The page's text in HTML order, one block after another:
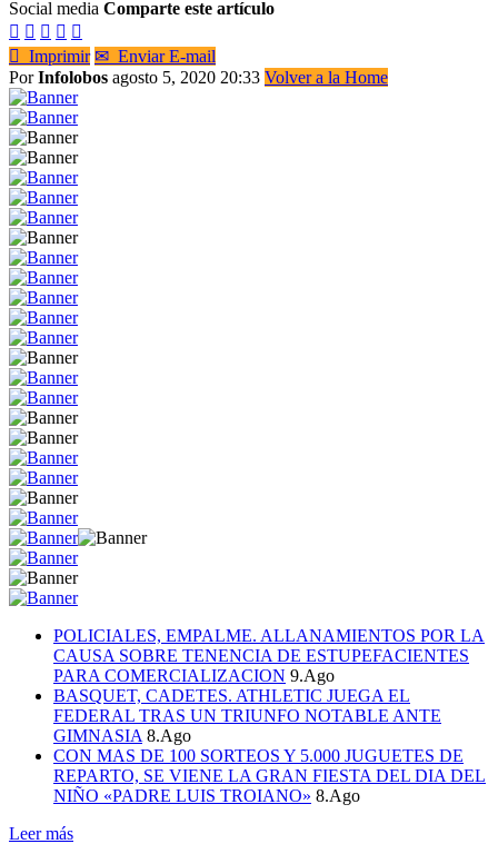
Social media Comparte este artículo
    
 Imprimir ✉ Enviar E-mail
PorInfolobos agosto 5, 2020 20:33 Volver a la Home
POLICIALES, EMPALME. ALLANAMIENTOS POR LA
CAUSA SOBRE TENENCIA DE ESTUPEFACIENTES
PARA COMERCIALIZACION 9.Ago
BASQUET, CADETES. ATHLETIC JUEGA EL
FEDERAL TRAS UN TRIUNFO NOTABLE ANTE
GIMNASIA 8.Ago
CON MAS DE 100 SORTEOS Y 5.000 JUGUETES DE
REPARTO, SE VIENE LA GRAN FIESTA DEL DIA DEL
NIÑO «PADRE LUIS TROIANO» 8.Ago
Leer más